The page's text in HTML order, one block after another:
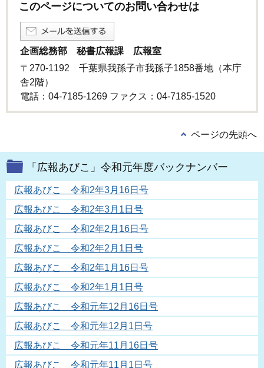
このページについてのお問い合わせは
企画総務部 秘書広報課 広報室
〒270-1192 千葉県我孫子市我孫子1858番地（本庁
舎2階）
電話：04-7185-1269 ファクス：04-7185-1520
ページの先頭へ
「広報あびこ」令和元年度バックナンバー
広報あびこ 令和2年3月16日号
広報あびこ 令和2年3月1日号
広報あびこ 令和2年2月16日号
広報あびこ 令和2年2月1日号
広報あびこ 令和2年1月16日号
広報あびこ 令和2年1月1日号
広報あびこ 令和元年12月16日号
広報あびこ 令和元年12月1日号
広報あびこ 令和元年11月16日号
広報あびこ 令和元年11月1日号